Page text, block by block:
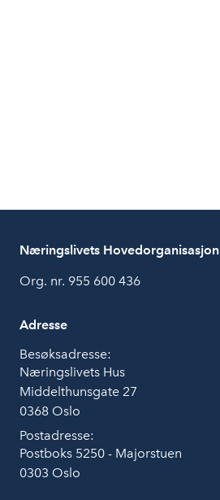
Næringslivets Hovedorganisasjon
Org. nr. 955 600 436
Adresse
Besøksadresse:
Næringslivets Hus
Middelthunsgate 27
0368 Oslo
Postadresse:
Postboks 5250 - Majorstuen
0303 Oslo